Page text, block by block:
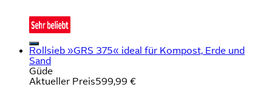
Rollsieb »GRS 375« ideal für Kompost, Erde und
Sand
Güde
Aktueller Preis599,99 €